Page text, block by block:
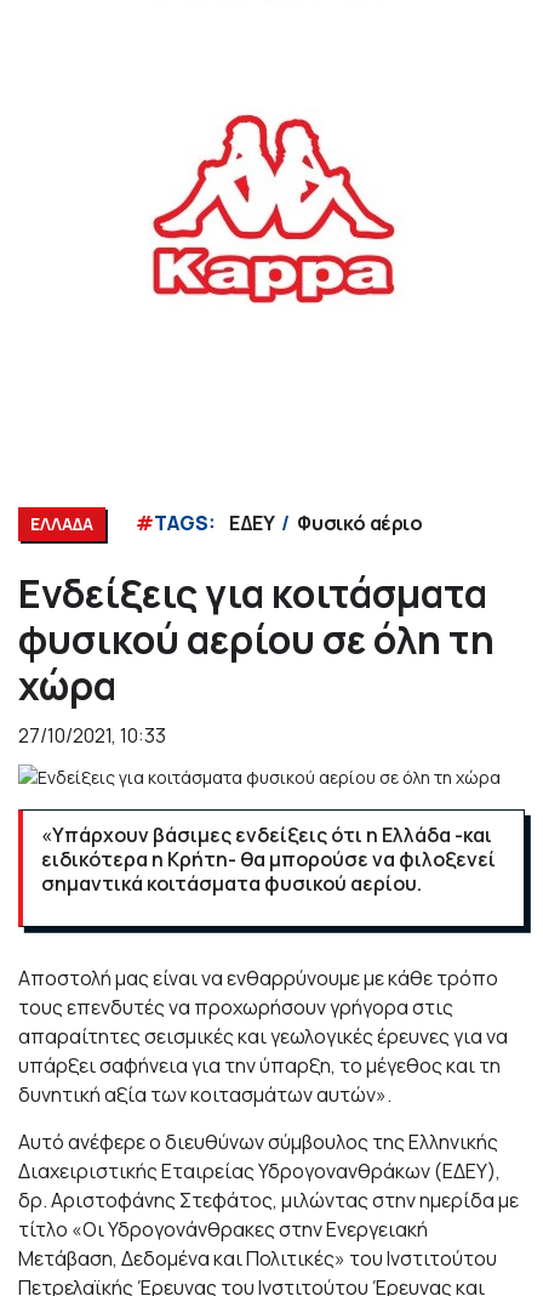
ΕΛΛΑΔΑ #TAGS: ΕΔΕΥ Φυσικό αέριο
Ενδείξεις για κοιτάσματα
φυσικού αερίου σε όλη τη
χώρα
27/10/2021, 10:33
«Υπάρχουν βάσιμες ενδείξεις ότι η Ελλάδα -και
ειδικότερα η Κρήτη- θα μπορούσε να φιλοξενεί
σημαντικά κοιτάσματα φυσικού αερίου.
Αποστολή μας είναι να ενθαρρύνουμε με κάθε τρόπο
τους επενδυτές να προχωρήσουν γρήγορα στις
απαραίτητες σεισμικές και γεωλογικές έρευνες για να
υπάρξει σαφήνεια για την ύπαρξη, το μέγεθος και τη
δυνητική αξία των κοιτασμάτων αυτών».
Αυτό ανέφερε ο διευθύνων σύμβουλος της Ελληνικής
Διαχειριστικής Εταιρείας Υδρογονανθράκων (ΕΔΕΥ),
δρ. Αριστοφάνης Στεφάτος, μιλώντας στην ημερίδα με
τίτλο «Οι Υδρογονάνθρακες στην Ενεργειακή
Μετάβαση, Δεδομένα και Πολιτικές» του Ινστιτούτου
Πετρελαϊκής Έρευνας του Ινστιτούτου Έρευνας και